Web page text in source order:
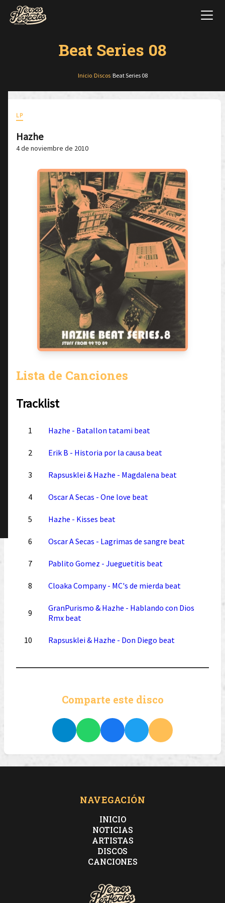
Beat Series 08
Inicio/ Discos/ Beat Series 08
LP
Hazhe
4 de noviembre de 2010
Lista de Canciones
Tracklist
1 Hazhe - Batallon tatami beat
2 Erik B - Historia por la causa beat
3 Rapsusklei & Hazhe - Magdalena beat
4 Oscar A Secas - One love beat
5 Hazhe - Kisses beat
6 Oscar A Secas - Lagrimas de sangre beat
7 Pablito Gomez - Jueguetitis beat
8 Cloaka Company - MC's de mierda beat
9
GranPurismo & Hazhe - Hablando con Dios
Rmx beat
10 Rapsusklei & Hazhe - Don Diego beat
Comparte este disco
NAVEGACIÓN
INICIO
NOTICIAS
ARTISTAS
DISCOS
CANCIONES